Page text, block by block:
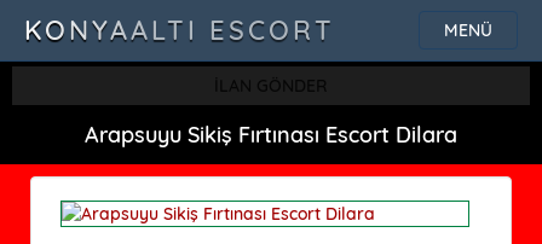
MENÜ
KONYAALTI ESCORT
İLAN GÖNDER
Arapsuyu Sikiş Fırtınası Escort Dilara